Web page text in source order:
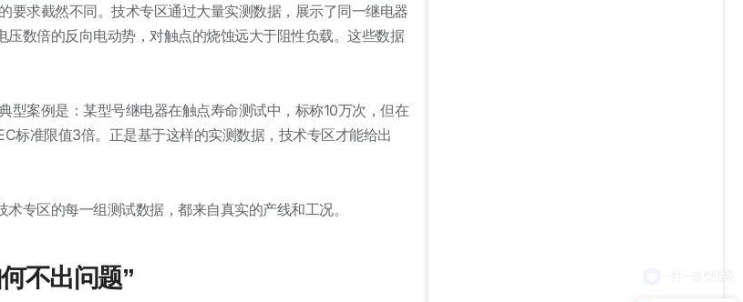
要求截然不同。技术专区通过大量实测数据，展示了同一继电器
数倍的反向电动势，对触点的烧蚀远大于阻性负载。这些数据
型案例是：某型号继电器在触点寿命测试中，标称10万次，但在
标准限值3倍。正是基于这样的实测数据，技术专区才能给出
术专区的每一组测试数据，都来自真实的产线和工况。
不出问题”